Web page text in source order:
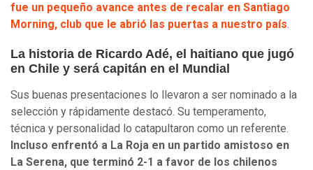
fue un pequeño avance antes de recalar en Santiago
Morning, club que le abrió las puertas a nuestro país.
La historia de Ricardo Adé, el haitiano que jugó
en Chile y será capitán en el Mundial
Sus buenas presentaciones lo llevaron a ser nominado a la
selección y rápidamente destacó. Su temperamento,
técnica y personalidad lo catapultaron como un referente.
Incluso enfrentó a La Roja en un partido amistoso en
La Serena, que terminó 2-1 a favor de los chilenos